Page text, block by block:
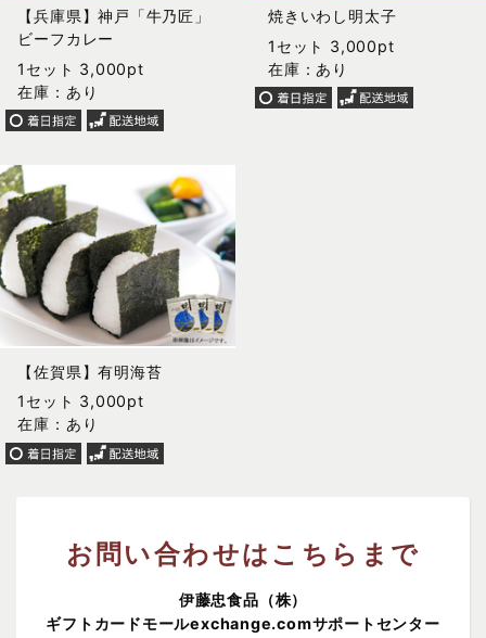
【兵庫県】神戸「牛乃匠」
ビーフカレー
1セット 3,000pt
在庫：あり
焼きいわし明太子
1セット 3,000pt
在庫：あり
【佐賀県】有明海苔
1セット 3,000pt
在庫：あり
お問い合わせはこちらまで
伊藤忠食品（株）
ギフトカードモールexchange.comサポートセンター